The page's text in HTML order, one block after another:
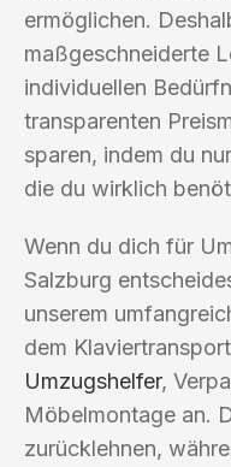
ermöglichen.
maßgeschneiderte
individuellen
transparenten
sparen, indem du
die du wirklich
Wenn du dich für
Salzburg
unserem
dem
Umzugshelfer,
Möbelmontage an.
zurücklehnen,